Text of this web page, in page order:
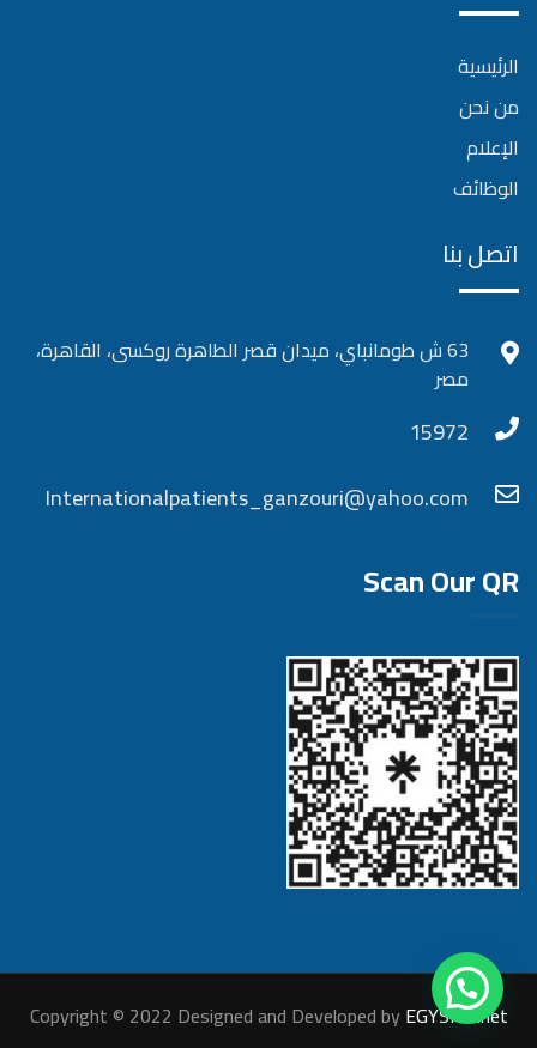
الرئيسية
من نحن
الإعلام
الوظائف
اتصل بنا
63 ش طومانباي، ميدان قصر الطاهرة روكسى، القاهرة،
مصر
15972
Internationalpatients_ganzouri@yahoo.com
Scan Our QR
Copyright © 2022 Designed and Developed byEGYSITE.net